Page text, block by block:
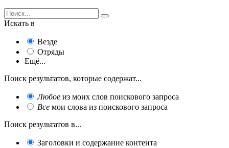
Искать в
Везде
Отряды
Ещё...
Поиск результатов, которые содержат...
Любое из моих слов поискового запроса
Все мои слова из поискового запроса
Поиск результатов в...
Заголовки и содержание контента